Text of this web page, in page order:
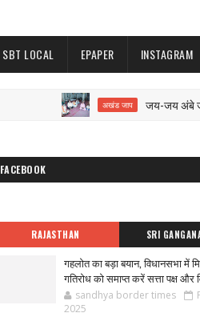
SBT LOCAL EPAPER INSTAGRAM
अखंड जाप जय-जय अंबे जय
FACEBOOK
RAJASTHAN SRI
गहलोत का बड़ा बयान, विधानसभा में
गतिरोध को समाप्त करें सत्ता पक्ष और
sandhya border times
2025